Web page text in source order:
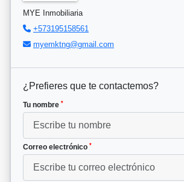
MYE Inmobiliaria
+573195158561
myemktng@gmail.com
¿Prefieres que te contactemos?
Tu nombre *
Correo electrónico *